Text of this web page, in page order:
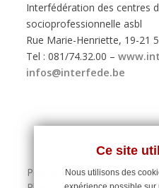
Ce site
Nous utilisons des
Interfédération des centres
socioprofessionnelle asbl
Rue Marie-Henriette, 19-21
Tel : 081/74.32.00 –
infos@interfede.be
Politique de protection des